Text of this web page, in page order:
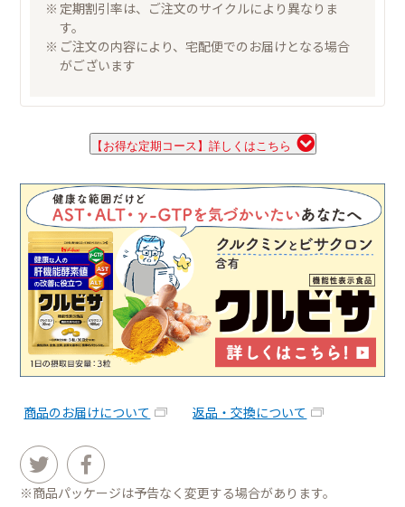
定期割引率は、ご注文のサイクルにより異なりま
す。
ご注文の内容により、宅配便でのお届けとなる場合
がございます
【お得な定期コース】詳しくはこちら
商品のお届けについて 返品・交換について
※商品パッケージは予告なく変更する場合があります。